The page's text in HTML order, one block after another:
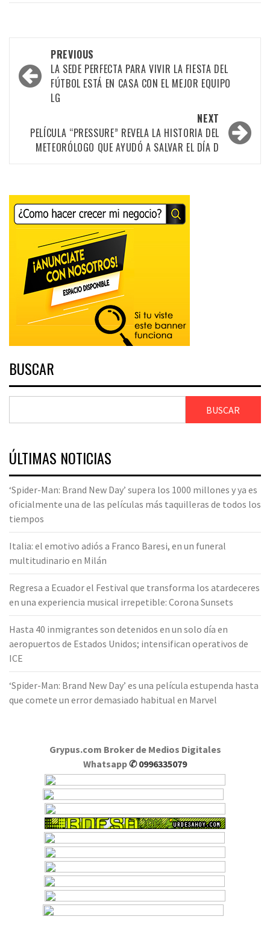
navigation
PREVIOUS
LA SEDE PERFECTA PARA VIVIR LA FIESTA DEL
FÚTBOL ESTÁ EN CASA CON EL MEJOR EQUIPO
LG
NEXT
PELÍCULA “PRESSURE” REVELA LA HISTORIA DEL
METEORÓLOGO QUE AYUDÓ A SALVAR EL DÍA D
BUSCAR
BUSCAR
ÚLTIMAS NOTICIAS
‘Spider-Man: Brand New Day’ supera los 1000 millones y ya es
oficialmente una de las películas más taquilleras de todos los
tiempos
Italia: el emotivo adiós a Franco Baresi, en un funeral
multitudinario en Milán
Regresa a Ecuador el Festival que transforma los atardeceres
en una experiencia musical irrepetible: Corona Sunsets
Hasta 40 inmigrantes son detenidos en un solo día en
aeropuertos de Estados Unidos; intensifican operativos de
ICE
‘Spider-Man: Brand New Day’ es una película estupenda hasta
que comete un error demasiado habitual en Marvel
Grypus.com Broker de Medios Digitales
Whatsapp✆ 0996335079